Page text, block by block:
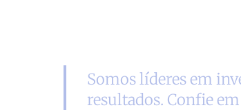
Somos líderes em
resultados. Confie